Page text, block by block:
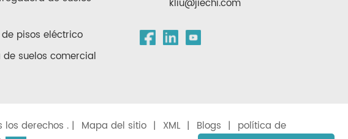
pisos eléctrico
suelos comercial
kliu@jiechi.com
los derechos . | Mapa del sitio | XML | Blogs | política de